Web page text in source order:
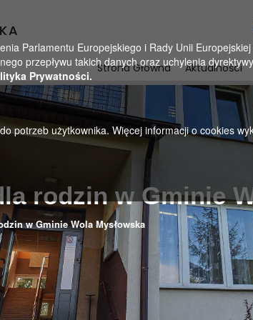
Parlamentu Europejskiego i Rady Unii
przepływu takich danych oraz uchylenia
Prywatności.
potrzeb użytkownika. Więcej informacji o cookies
Strona Główna
Aktualności
rodzin w Gminie
w Gminie Wola Mysłowska